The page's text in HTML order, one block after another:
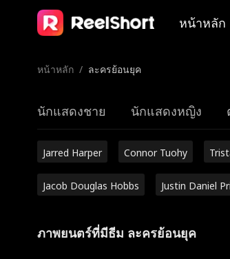
หน้าหลัก
หน้าหลัก / ละครย้อนยุค
นักแสดงชาย นักแสดงหญิง
Jarred Harper Connor Tuohy
Jacob Douglas Hobbs Justin Daniel
ภาพยนตร์ที่มีธีม ละครย้อนยุค